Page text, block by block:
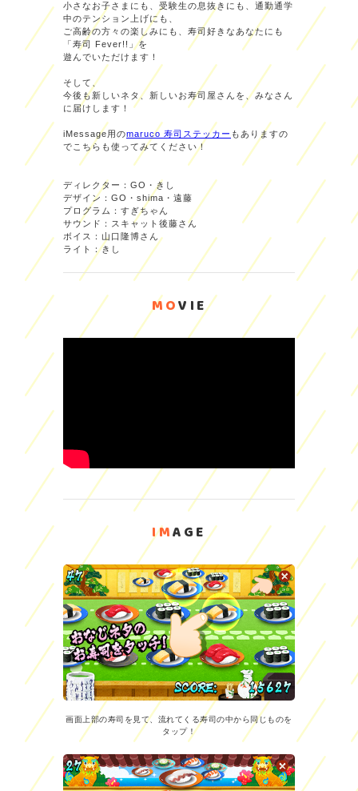
小さなお子さまにも、受験生の息抜きにも、通勤通学
中のテンション上げにも、
ご高齢の方々の楽しみにも、寿司好きなあなたにも
「寿司 Fever!!」を
遊んでいただけます！
そして、
今後も新しいネタ、新しいお寿司屋さんを、みなさん
に届けします！
iMessage用のmaruco 寿司ステッカー もありますの
でこちらも使ってみてください！
ディレクター：GO・きし
デザイン：GO・shima・遠藤
プログラム：すぎちゃん
サウンド：スキャット後藤さん
ボイス：山口隆博さん
ライト：きし
MOVIE
IMAGE
画面上部の寿司を見て、流れてくる寿司の中から同じものを
タップ！